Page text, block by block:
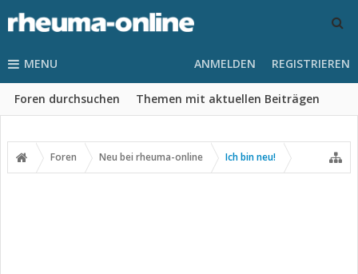
MENU
Foren durchsuchen Themen mit aktuellen Beiträgen
ANMELDEN REGISTRIEREN
Foren Neu bei rheuma-online Ich bin neu!